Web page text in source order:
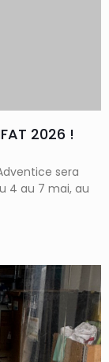
2026 !
sera
4 au 7 mai, au